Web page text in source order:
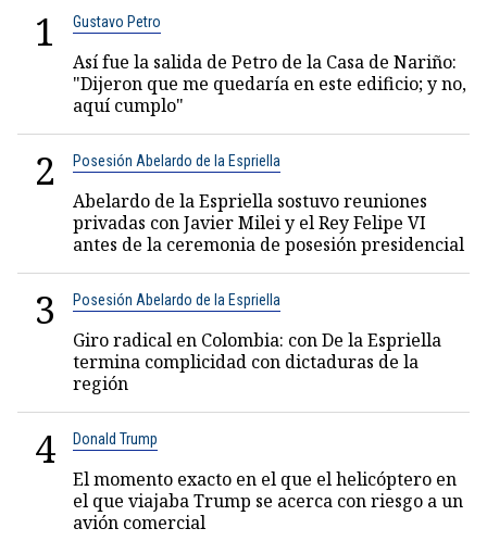
1 Gustavo Petro
Así fue la salida de Petro de la Casa de Nariño:
"Dijeron que me quedaría en este edificio; y no,
aquí cumplo"
2 Posesión Abelardo de la Espriella
Abelardo de la Espriella sostuvo reuniones
privadas con Javier Milei y el Rey Felipe VI
antes de la ceremonia de posesión presidencial
3 Posesión Abelardo de la Espriella
Giro radical en Colombia: con De la Espriella
termina complicidad con dictaduras de la
región
4 Donald Trump
El momento exacto en el que el helicóptero en
el que viajaba Trump se acerca con riesgo a un
avión comercial